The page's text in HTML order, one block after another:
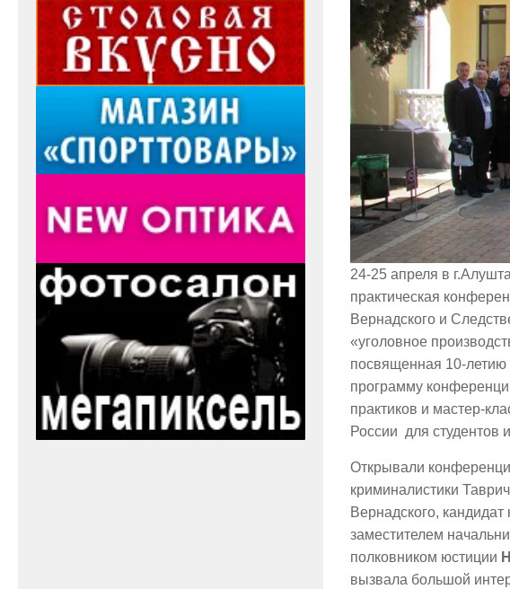
24-25 апреля в
практическая
Вернадского и
«уголовное
посвященная 10-летию
программу
практиков и мастер-
России для студентов
Открывали
криминалистики
Вернадского,
заместителем
полковником юстиции
вызвала большой